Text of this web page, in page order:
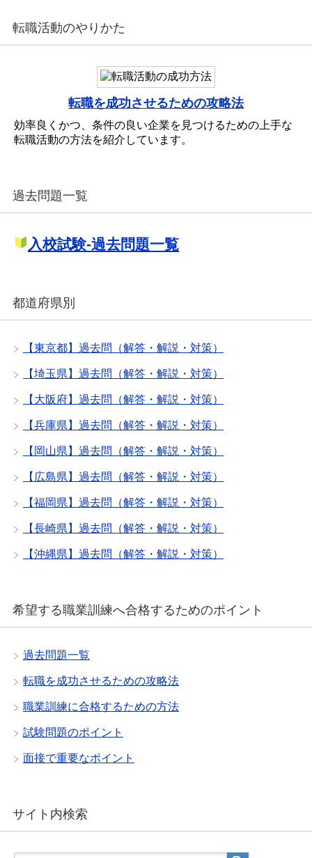
転職活動のやりかた
転職を成功させるための攻略法
効率良くかつ、条件の良い企業を見つけるための上手な
転職活動の方法を紹介しています。
過去問題一覧
入校試験-過去問題一覧
都道府県別
【東京都】過去問（解答・解説・対策）
【埼玉県】過去問（解答・解説・対策）
【大阪府】過去問（解答・解説・対策）
【兵庫県】過去問（解答・解説・対策）
【岡山県】過去問（解答・解説・対策）
【広島県】過去問（解答・解説・対策）
【福岡県】過去問（解答・解説・対策）
【長崎県】過去問（解答・解説・対策）
【沖縄県】過去問（解答・解説・対策）
希望する職業訓練へ合格するためのポイント
過去問題一覧
転職を成功させるための攻略法
職業訓練に合格するための方法
試験問題のポイント
面接で重要なポイント
サイト内検索